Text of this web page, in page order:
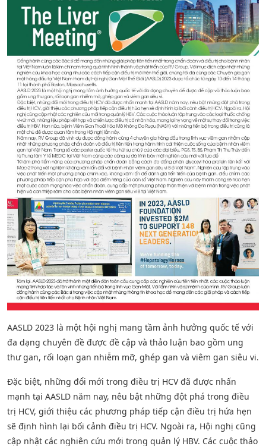
AASLD 2023 là một hội nghị mang tầm ảnh hưởng quốc tế với
đa dạng chuyên đề được đề cập và thảo luận bao gồm ung
thư gan, rối loạn gan nhiễm mỡ, ghép gan và viêm gan siêu vi.
Đặc biệt, những đổi mới trong điều trị HCV đã được nhấn
mạnh tại AASLD năm nay, nêu bật những đột phá trong điều
trị HCV, giới thiệu các phương pháp tiếp cận điều trị hứa hẹn
sẽ định hình lại bối cảnh điều trị HCV. Ngoài ra, Hội nghị cũng
cập nhật các nghiên cứu mới trong quản lý HBV. Các cuộc thảo